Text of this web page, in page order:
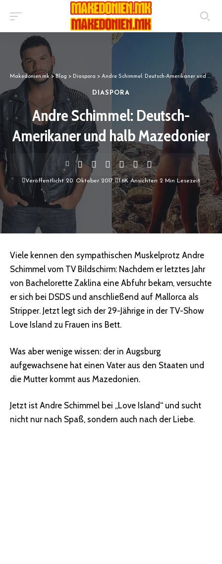
Makedonien.mk>Blog > Diaspora > Andre Schimmel: Deutsch-Amerikaner und halb Mazedonier
DIASPORA
Andre Schimmel: Deutsch-
Amerikaner und halb Mazedonier
Veröffentlicht 20. Oktober 2017 1.6K Ansichten 2 Min Lesezeit
Viele kennen den sympathischen Muskelprotz Andre
Schimmel vom TV Bildschirm: Nachdem er letztes Jahr
von Bachelorette Zaklina eine Abfuhr bekam, versuchte
er sich bei DSDS und anschließend auf Mallorca als
Stripper. Jetzt legt sich der 29-Jährige in der TV-Show
Love Island zu Frauen ins Bett.
Was aber wenige wissen: der in Augsburg
aufgewachsene hat einen Vater aus den Staaten und
die Mutter kommt aus Mazedonien.
Jetzt ist Andre Schimmel bei „Love Island“ und sucht
nicht nur nach Spaß, sondern auch nach der Liebe.